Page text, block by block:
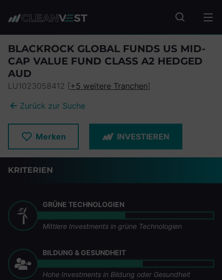
Fonds
BLACKROCK GLOBAL FUNDS US MID-
CAP VALUE FUND CLASS A2 HEDGED
AUD
LU1023058412 [+5 weitere Tranchen]
Zurück zur Suche
Merken INVESTIEREN
KRITERIEN
GRÜNE TECHNOLOGIEN
Mittlere Investments in grüne Technologien
BILDUNG & GESUNDHEIT
Hohe Investments in Bildung oder Gesundheit